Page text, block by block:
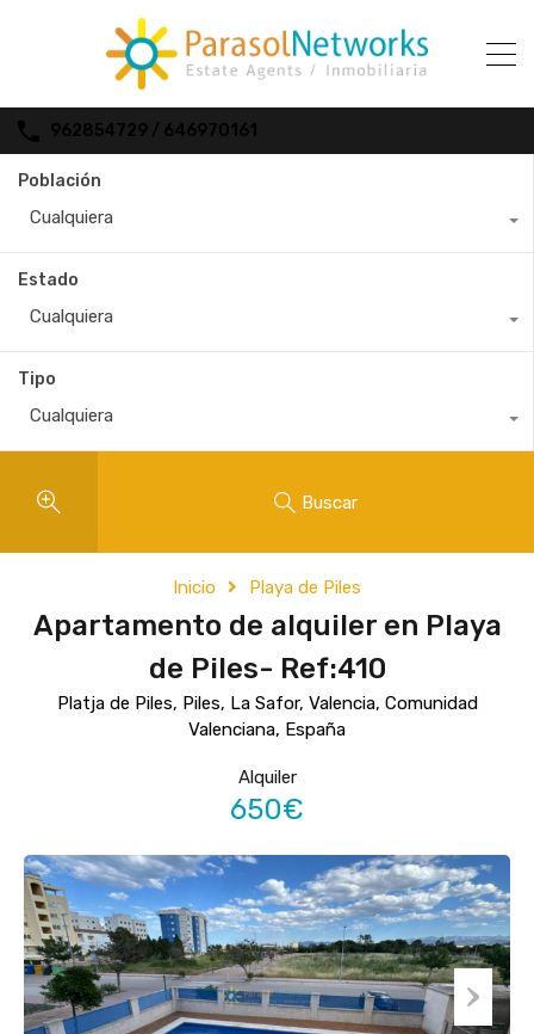
962854729 / 646970161
Población
Cualquiera
Estado
Cualquiera
Tipo
Cualquiera
Buscar
Inicio Playa de Piles
Apartamento de alquiler en Playa
de Piles- Ref:410
Platja de Piles, Piles, La Safor, Valencia, Comunidad
Valenciana, España
Alquiler
650€